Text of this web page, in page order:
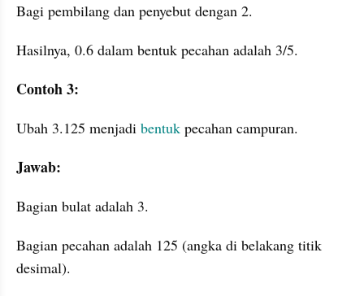
Bagi pembilang dan penyebut dengan 2.
Hasilnya, 0.6 dalam bentuk pecahan adalah 3/5.
Contoh 3:
Ubah 3.125 menjadi bentuk pecahan campuran.
Jawab:
Bagian bulat adalah 3.
Bagian pecahan adalah 125 (angka di belakang titik
desimal).